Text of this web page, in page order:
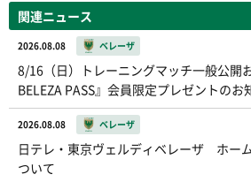
関連ニュース
2026.08.08 ベレーザ
8/16（日）トレーニングマッチ一般公開
BELEZA PASS』会員限定プレゼントのお
2026.08.08 ベレーザ
日テレ・東京ヴェルディベレーザ ホー
ついて